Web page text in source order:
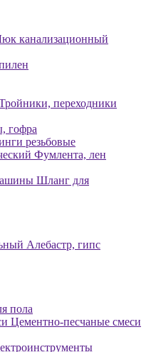
канализационный
переходники
гофра
резьбовые
Фумлента, лен
Шланг для
Алебастр, гипс
пола
Цементно-песчаные смеси